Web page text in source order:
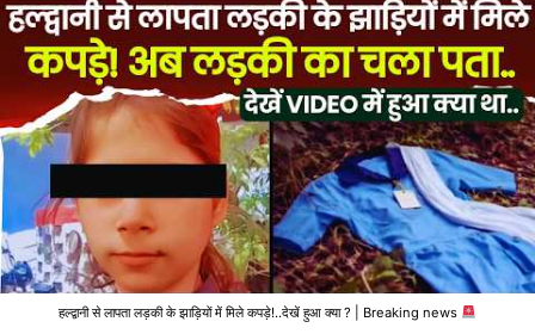
हल्द्वानी से लापता लड़की के झाड़ियों में मिले कपड़े!..देखें हुआ क्या ? | Breaking news